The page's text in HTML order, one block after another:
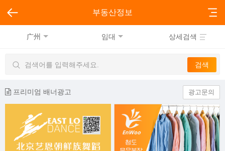
부동산정보
广州 임대 상세검색
프리미엄 배너광고 광고문의